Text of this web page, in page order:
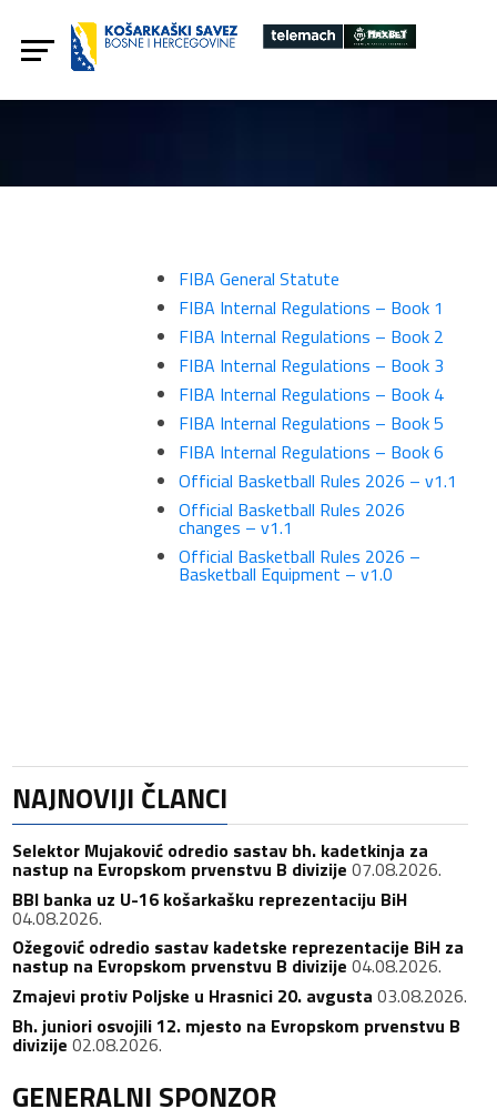
FIBA General Statute
FIBA Internal Regulations – Book 1
FIBA Internal Regulations – Book 2
FIBA Internal Regulations – Book 3
FIBA Internal Regulations – Book 4
FIBA Internal Regulations – Book 5
FIBA Internal Regulations – Book 6
Official Basketball Rules 2026 – v1.1
Official Basketball Rules 2026
changes – v1.1
Official Basketball Rules 2026 –
Basketball Equipment – v1.0
NAJNOVIJI ČLANCI
Selektor Mujaković odredio sastav bh. kadetkinja za
nastup na Evropskom prvenstvu B divizije 07.08.2026.
BBI banka uz U-16 košarkašku reprezentaciju BiH
04.08.2026.
Ožegović odredio sastav kadetske reprezentacije BiH za
nastup na Evropskom prvenstvu B divizije 04.08.2026.
Zmajevi protiv Poljske u Hrasnici 20. avgusta 03.08.2026.
Bh. juniori osvojili 12. mjesto na Evropskom prvenstvu B
divizije 02.08.2026.
GENERALNI SPONZOR